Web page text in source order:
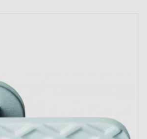
: 7x7 mm pour la France, 8x8 mm
la Suisse et l'UE
fixation robuste
de 3 mm pour l'assemblage